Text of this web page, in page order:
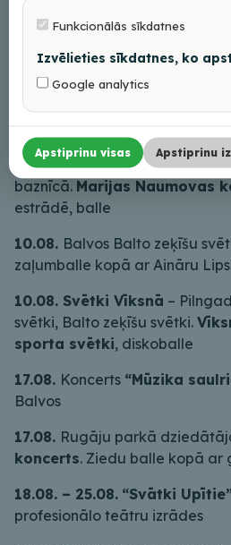
aktivitātes, zaļumballe
27.07. – 02.08.
“Lipa kust” Upītē
03.08. VIII vēsturisko
baznīcā. Marijas Naumovas
estrādē, balle
10.08. Balvos Balto zeķīšu
zaļumballe kopā ar Aināru
10.08. Svētki Vīksnā –
svētki, Balto zeķīšu svētki.
sporta svētki, diskoballe
17.08. Koncerts “Mūzika
Balvos
17.08. Rugāju parkā
koncerts. Ziedu balle kopā ar
18.08. – 25.08. “Svātki
profesionālo teātru izrādes
Funkcionālās sīkdatnes
Izvēlieties sīkdatnes, ko
Google analytics
Apstiprinu visas Apstiprinu